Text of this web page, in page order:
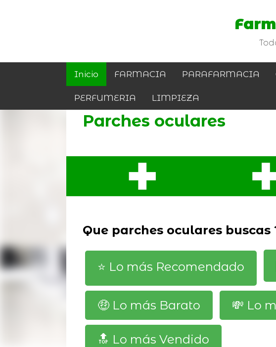
Inicio FARMACIA PARAFARMACIA
PERFUMERIA LIMPIEZA
Parches oculares
Que parches oculares buscas
⭐️ Lo más Recomendado
🤑 Lo más Barato 💸 Lo
🔝 Lo más Vendido